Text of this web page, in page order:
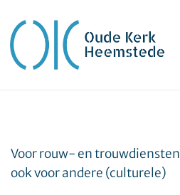
Voor rouw- en
ook voor andere (culturele)